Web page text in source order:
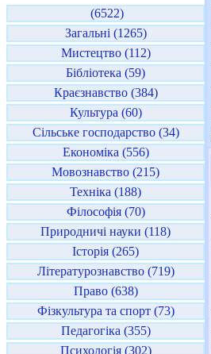
(6522)
Загальні (1265)
Мистецтво (112)
Бібліотека (59)
Краєзнавство (384)
Культура (60)
Сільське господарство (34)
Економіка (556)
Мовознавство (215)
Техніка (188)
Філософія (70)
Природничі науки (118)
Історія (265)
Літературознавство (719)
Право (638)
Фізкультура та спорт (73)
Педагогіка (355)
Психологія (302)